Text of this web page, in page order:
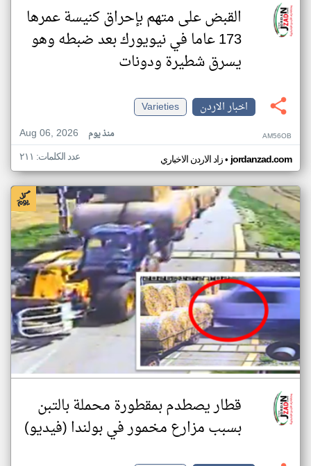
القبض على متهم بإحراق كنيسة عمرها
173 عاما في نيويورك بعد ضبطه وهو
يسرق شطيرة ودونات
اخبار الاردن
Varieties
Aug 06, 2026
منذ يوم AM56OB
زاد الاردن الاخباري•jordanzad.com عدد الكلمات: ٢١١
قطار يصطدم بمقطورة محملة بالتبن
بسبب مزارع مخمور في بولندا (فيديو)